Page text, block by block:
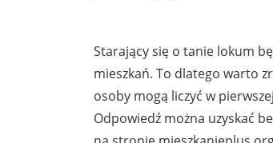
Starający się o tanie lokum
mieszkań. To dlatego warto
osoby mogą liczyć w
Odpowiedź można uzyskać